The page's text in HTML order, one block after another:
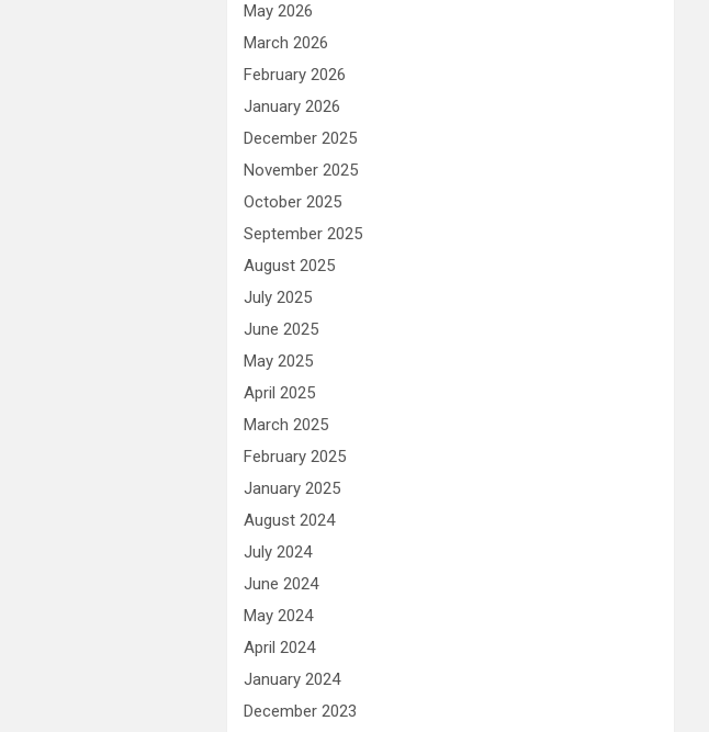
May 2026
March 2026
February 2026
January 2026
December 2025
November 2025
October 2025
September 2025
August 2025
July 2025
June 2025
May 2025
April 2025
March 2025
February 2025
January 2025
August 2024
July 2024
June 2024
May 2024
April 2024
January 2024
December 2023